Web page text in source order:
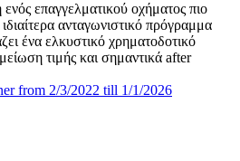
επαγγελματικού οχήματος πιο
ανταγωνιστικό πρόγραμμα
ένα ελκυστικό χρηματοδοτικό
τιμής και σημαντικά after